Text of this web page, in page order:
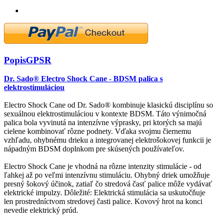
PopisGPSR
Dr. Sado® Electro Shock Cane - BDSM palica s
elektrostimuláciou
Electro Shock Cane od Dr. Sado® kombinuje klasickú disciplínu so
sexuálnou elektrostimuláciou v kontexte BDSM. Táto výnimočná
palica bola vyvinutá na intenzívne výprasky, pri ktorých sa majú
cielene kombinovať rôzne podnety. Vďaka svojmu čiernemu
vzhľadu, ohybnému drieku a integrovanej elektrošokovej funkcii je
nápadným BDSM doplnkom pre skúsených používateľov.
Electro Shock Cane je vhodná na rôzne intenzity stimulácie - od
ľahkej až po veľmi intenzívnu stimuláciu. Ohybný driek umožňuje
presný šokový účinok, zatiaľ čo stredová časť palice môže vydávať
elektrické impulzy. Dôležité: Elektrická stimulácia sa uskutočňuje
len prostredníctvom stredovej časti palice. Kovový hrot na konci
nevedie elektrický prúd.